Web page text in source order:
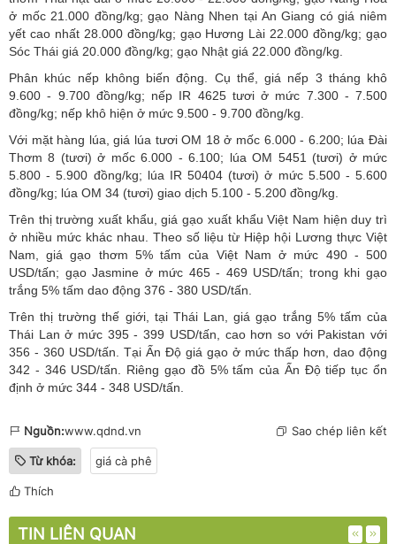
ở mốc 21.000 đồng/kg; gạo Nàng Nhen tại An Giang có giá niêm
yết cao nhất 28.000 đồng/kg; gạo Hương Lài 22.000 đồng/kg; gạo
Sóc Thái giá 20.000 đồng/kg; gạo Nhật giá 22.000 đồng/kg.
Phân khúc nếp không biến động. Cụ thể, giá nếp 3 tháng khô
9.600 - 9.700 đồng/kg; nếp IR 4625 tươi ở mức 7.300 - 7.500
đồng/kg; nếp khô hiện ở mức 9.500 - 9.700 đồng/kg.
Với mặt hàng lúa, giá lúa tươi OM 18 ở mốc 6.000 - 6.200; lúa Đài
Thơm 8 (tươi) ở mốc 6.000 - 6.100; lúa OM 5451 (tươi) ở mức
5.800 - 5.900 đồng/kg; lúa IR 50404 (tươi) ở mức 5.500 - 5.600
đồng/kg; lúa OM 34 (tươi) giao dịch 5.100 - 5.200 đồng/kg.
Trên thị trường xuất khẩu, giá gạo xuất khẩu Việt Nam hiện duy trì
ở nhiều mức khác nhau. Theo số liệu từ Hiệp hội Lương thực Việt
Nam, giá gạo thơm 5% tấm của Việt Nam ở mức 490 - 500
USD/tấn; gạo Jasmine ở mức 465 - 469 USD/tấn; trong khi gạo
trắng 5% tấm dao động 376 - 380 USD/tấn.
Trên thị trường thế giới, tại Thái Lan, giá gạo trắng 5% tấm của
Thái Lan ở mức 395 - 399 USD/tấn, cao hơn so với Pakistan với
356 - 360 USD/tấn. Tại Ấn Độ giá gạo ở mức thấp hơn, dao động
342 - 346 USD/tấn. Riêng gạo đồ 5% tấm của Ấn Độ tiếp tục ổn
định ở mức 344 - 348 USD/tấn.
Nguồn:www.qdnd.vn Sao chép liên kết
Từ khóa: giá cà phê
Thích
TIN LIÊN QUAN